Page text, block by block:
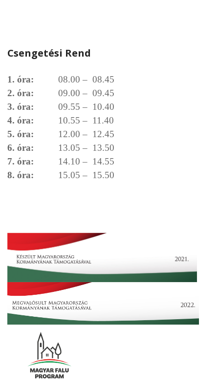
Csengetési Rend
1. óra:
08.00 – 08.45
2. óra: 09.00 – 09.45
3. óra: 09.55 – 10.40
4. óra: 10.55 – 11.40
5. óra: 12.00 – 12.45
6. óra: 13.05 – 13.50
7. óra: 14.10 – 14.55
8. óra: 15.05 – 15.50